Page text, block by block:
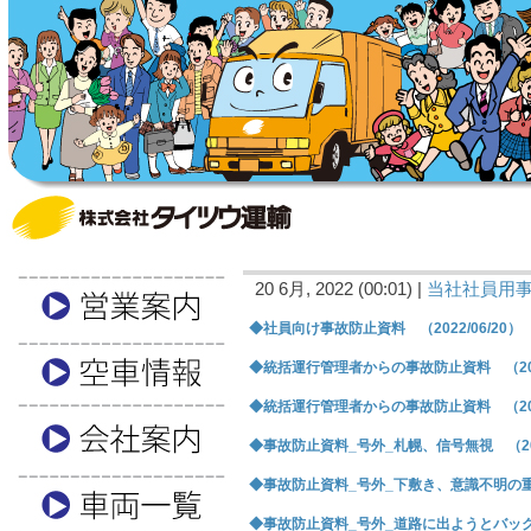
20 6月, 2022 (00:01) | 当社社員用
◆社員向け事故防止資料 （2022/06/20）
◆統括運行管理者からの事故防止資料 （
◆統括運行管理者からの事故防止資料 （
◆事故防止資料_号外_札幌、信号無視 （
◆事故防止資料_号外_下敷き、意識不明
◆事故防止資料_号外_道路に出ようとバ